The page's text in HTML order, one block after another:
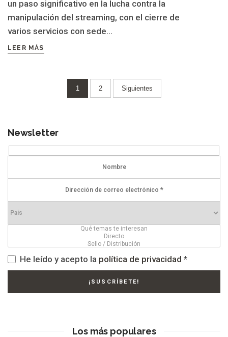
un paso significativo en la lucha contra la
manipulación del streaming, con el cierre de
varios servicios con sede...
LEER MÁS
Paginación
1 2 Siguientes
Newsletter
He leído y acepto la política de privacidad *
Los más populares